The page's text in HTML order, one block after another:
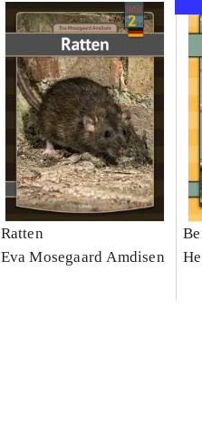
Ratten
Eva Mosegaard Amdisen